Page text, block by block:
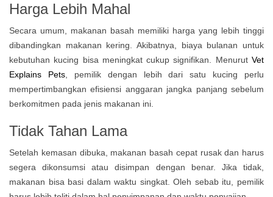
Harga Lebih Mahal
Secara umum, makanan basah memiliki harga yang lebih tinggi
dibandingkan makanan kering. Akibatnya, biaya bulanan untuk
kebutuhan kucing bisa meningkat cukup signifikan. Menurut Vet
Explains Pets, pemilik dengan lebih dari satu kucing perlu
mempertimbangkan efisiensi anggaran jangka panjang sebelum
berkomitmen pada jenis makanan ini.
Tidak Tahan Lama
Setelah kemasan dibuka, makanan basah cepat rusak dan harus
segera dikonsumsi atau disimpan dengan benar. Jika tidak,
makanan bisa basi dalam waktu singkat. Oleh sebab itu, pemilik